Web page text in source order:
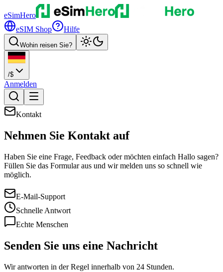
eSimHero
eSIM Shop
Hilfe
Wohin reisen Sie?
/$
Anmelden
Kontakt
Nehmen Sie Kontakt auf
Haben Sie eine Frage, Feedback oder möchten einfach Hallo sagen?
Füllen Sie das Formular aus und wir melden uns so schnell wie
möglich.
E-Mail-Support
Schnelle Antwort
Echte Menschen
Senden Sie uns eine Nachricht
Wir antworten in der Regel innerhalb von 24 Stunden.